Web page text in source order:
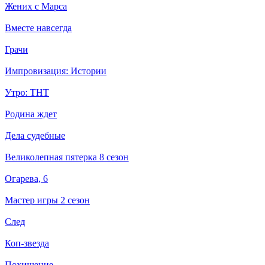
Жених с Марса
Вместе навсегда
Грачи
Импровизация: Истории
Утро: ТНТ
Родина ждет
Дела судебные
Великолепная пятерка 8 сезон
Огарева, 6
Мастер игры 2 сезон
След
Коп-звезда